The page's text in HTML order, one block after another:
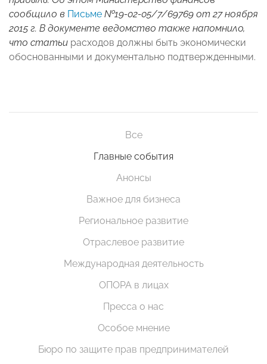
сообщило в Письме №19-02-05/7/69769 от 27 ноября
2015 г. В документе ведомство также напомнило,
что статьи расходов должны быть экономически
обоснованными и документально подтвержденными.
Все
Главные события
Анонсы
Важное для бизнеса
Региональное развитие
Отраслевое развитие
Международная деятельность
ОПОРА в лицах
Пресса о нас
Особое мнение
Бюро по защите прав предпринимателей